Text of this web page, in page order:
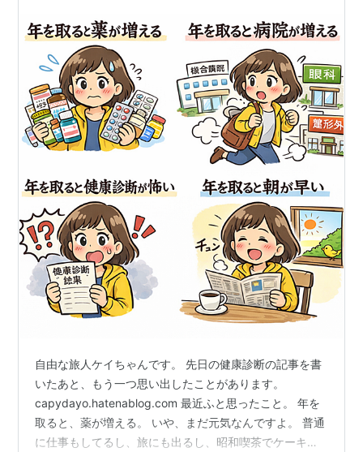
自由な旅人ケイちゃんです。 先日の健康診断の記事を書
いたあと、もう一つ思い出したことがあります。
capydayo.hatenablog.com 最近ふと思ったこと。 年を
取ると、薬が増える。 いや、まだ元気なんですよ。 普通
に仕事もしてるし、旅にも出るし、昭和喫茶でケーキも